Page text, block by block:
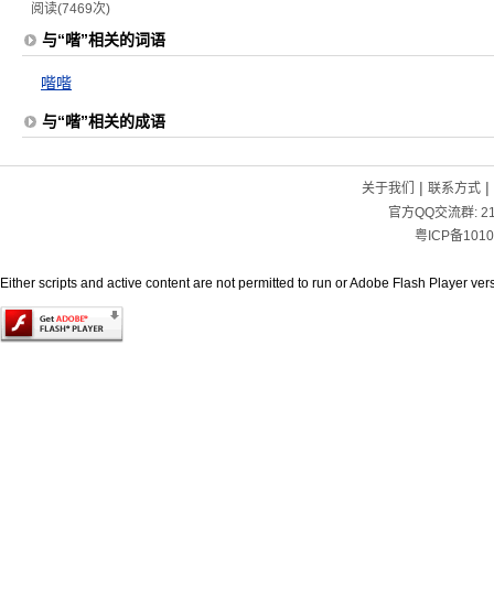
阅读(7469次)
与“喈”相关的词语
喈喈
与“喈”相关的成语
关于我们 | 联系方式|
官方QQ交流群:
粤ICP备
Either scripts and active content are not permitted to run or Adobe Flash Player